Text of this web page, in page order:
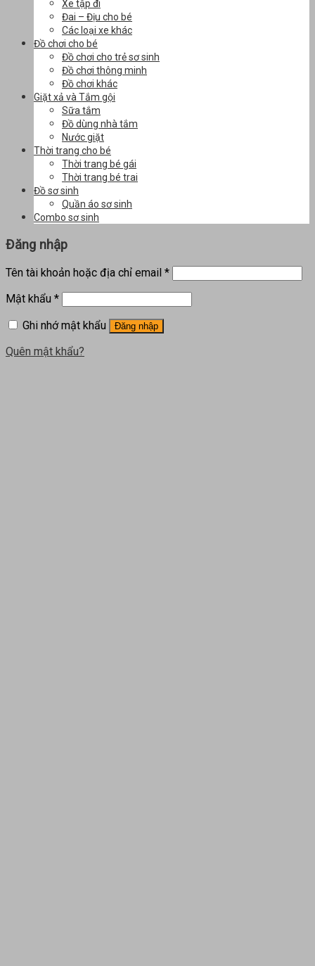
Xe tập đi
Đai – Địu cho bé
Các loại xe khác
Đồ chơi cho bé
Đồ chơi cho trẻ sơ sinh
Đồ chơi thông minh
Đồ chơi khác
Giặt xả và Tắm gội
Sữa tắm
Đồ dùng nhà tắm
Nước giặt
Thời trang cho bé
Thời trang bé gái
Thời trang bé trai
Đồ sơ sinh
Quần áo sơ sinh
Combo sơ sinh
Đăng nhập
Tên tài khoản hoặc địa chỉ email *
Mật khẩu *
Ghi nhớ mật khẩu
Đăng nhập
Quên mật khẩu?